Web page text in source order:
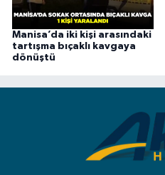
Manisa’da iki kişi arasındaki
tartışma bıçaklı kavgaya
dönüştü